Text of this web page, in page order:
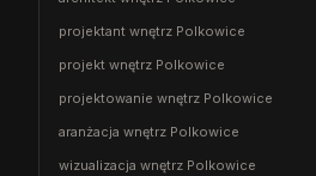
projektant wnętrz Polkowice
projekt wnętrz Polkowice
projektowanie wnętrz Polkowice
aranżacja wnętrz Polkowice
wizualizacja wnętrz Polkowice